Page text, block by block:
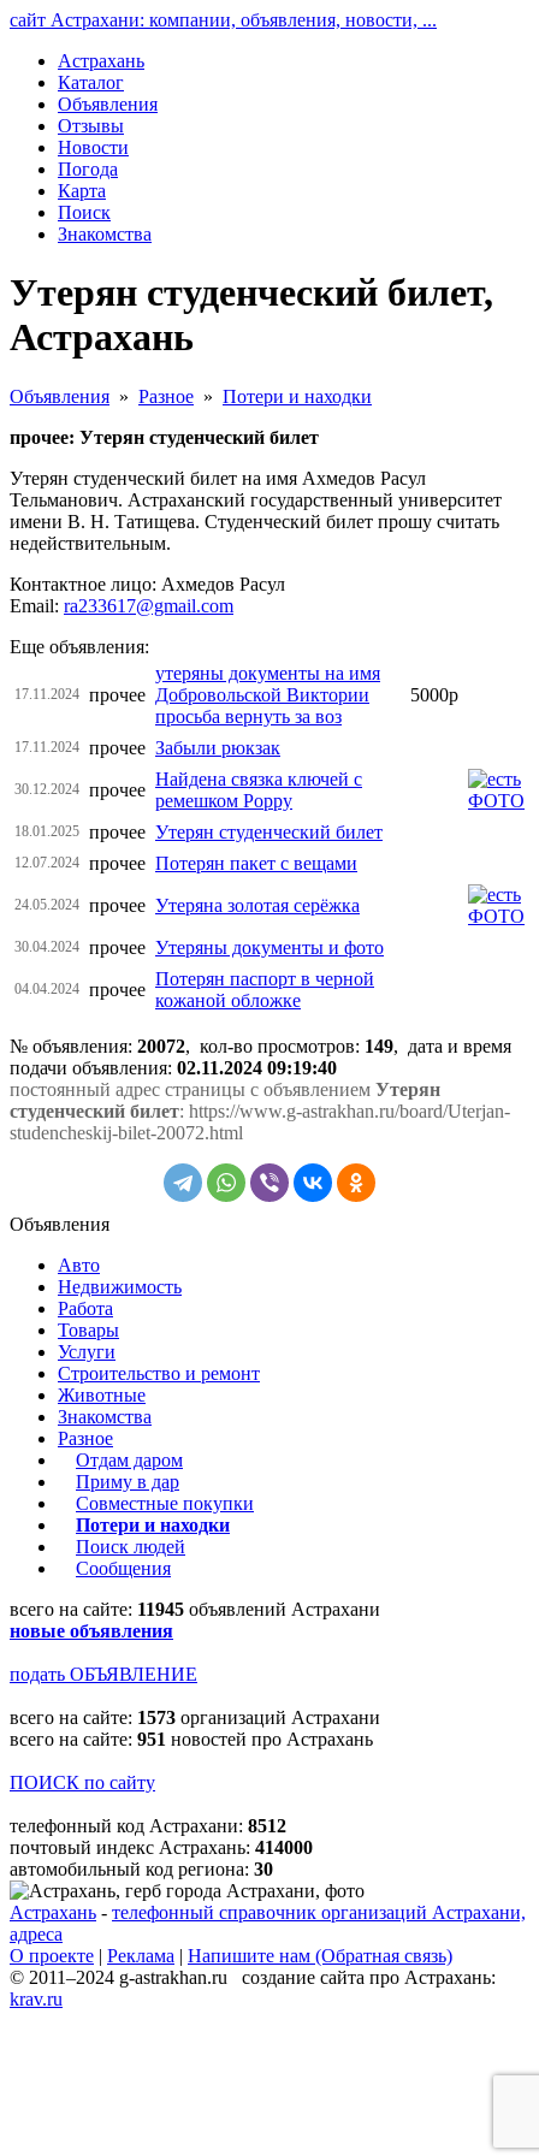
сайт Астрахани: компании, объявления, новости, ...
Астрахань
Каталог
Объявления
Отзывы
Новости
Погода
Карта
Поиск
Знакомства
Утерян студенческий билет,
Астрахань
Объявления » Разное » Потери и находки
прочее: Утерян студенческий билет
Утерян студенческий билет на имя Ахмедов Расул
Тельманович. Астраханский государственный университет
имени В. Н. Татищева. Студенческий билет прошу считать
недействительным.
Контактное лицо: Ахмедов Расул
Email: ra233617@gmail.com
Еще объявления:
17.11.2024 прочее
утеряны документы на имя
Добровольской Виктории
просьба вернуть за воз
5000р
17.11.2024 прочее Забыли рюкзак
30.12.2024 прочее
Найдена связка ключей с
ремешком Poppy
18.01.2025 прочее Утерян студенческий билет
12.07.2024 прочее Потерян пакет с вещами
24.05.2024 прочее Утеряна золотая серёжка
30.04.2024 прочее Утеряны документы и фото
04.04.2024 прочее
Потерян паспорт в черной
кожаной обложке
№ объявления: 20072, кол-во просмотров: 149, дата и время
подачи объявления: 02.11.2024 09:19:40
постоянный адрес страницы с объявлением Утерян
студенческий билет: https://www.g-astrakhan.ru/board/Uterjan-
studencheskij-bilet-20072.html
Объявления
Авто
Недвижимость
Работа
Товары
Услуги
Строительство и ремонт
Животные
Знакомства
Разное
Отдам даром
Приму в дар
Совместные покупки
Потери и находки
Поиск людей
Сообщения
всего на сайте: 11945 объявлений Астрахани
новые объявления
подать ОБЪЯВЛЕНИЕ
всего на сайте: 1573 организаций Астрахани
всего на сайте: 951 новостей про Астрахань
ПОИСК по сайту
телефонный код Астрахани: 8512
почтовый индекс Астрахань: 414000
автомобильный код региона: 30
Астрахань - телефонный справочник организаций Астрахани,
адреса
О проекте | Реклама | Напишите нам (Обратная связь)
© 2011–2024 g-astrakhan.ru создание сайта про Астрахань:
krav.ru